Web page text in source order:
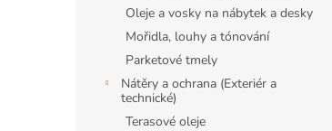
Oleje a vosky na nábytek a desky
Mořidla, louhy a tónování
Parketové tmely
Nátěry a ochrana (Exteriér a
technické)
Terasové oleje